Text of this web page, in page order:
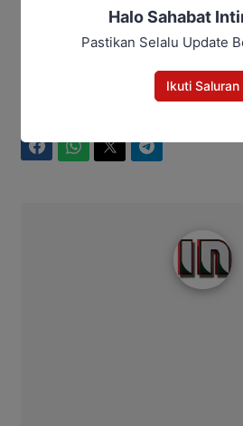
Editor: Andrian
Halo Sahabat
Pastikan Selalu Update
Ikuti Saluran